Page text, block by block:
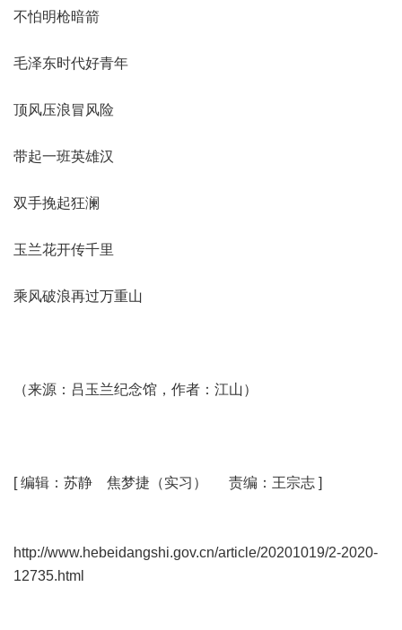
不怕明枪暗箭
毛泽东时代好青年
顶风压浪冒风险
带起一班英雄汉
双手挽起狂澜
玉兰花开传千里
乘风破浪再过万重山
（来源：吕玉兰纪念馆，作者：江山）
[ 编辑：苏静 焦梦捷（实习） 责编：王宗志 ]
http://www.hebeidangshi.gov.cn/article/20201019/2-2020-
12735.html